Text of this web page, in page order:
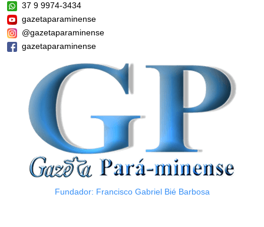
37 9 9974-3434
gazetaparaminense
@gazetaparaminense
gazetaparaminense
Fundador: Francisco Gabriel Bié Barbosa